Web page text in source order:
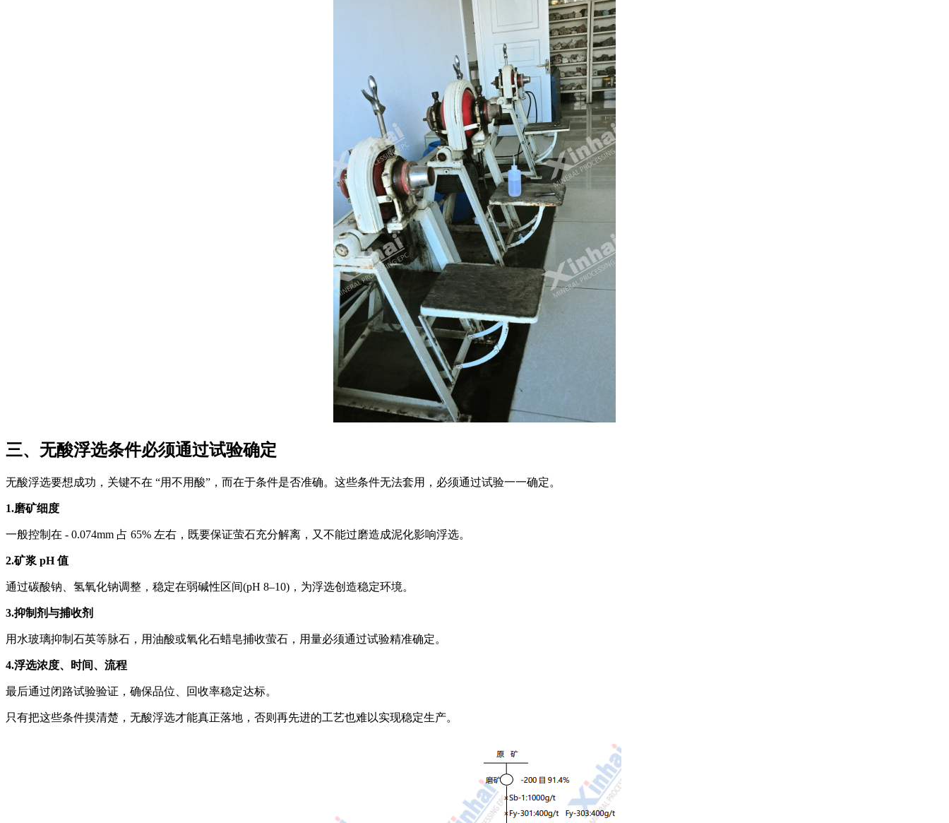
三、无酸浮选条件必须通过试验确定
无酸浮选要想成功，关键不在 “用不用酸”，而在于条件是否准确。这些条件无法套用，必须通过试验一一确定。
1.磨矿细度
一般控制在 - 0.074mm 占 65% 左右，既要保证萤石充分解离，又不能过磨造成泥化影响浮选。
2.矿浆 pH 值
通过碳酸钠、氢氧化钠调整，稳定在弱碱性区间(pH 8–10)，为浮选创造稳定环境。
3.抑制剂与捕收剂
用水玻璃抑制石英等脉石，用油酸或氧化石蜡皂捕收萤石，用量必须通过试验精准确定。
4.浮选浓度、时间、流程
最后通过闭路试验验证，确保品位、回收率稳定达标。
只有把这些条件摸清楚，无酸浮选才能真正落地，否则再先进的工艺也难以实现稳定生产。